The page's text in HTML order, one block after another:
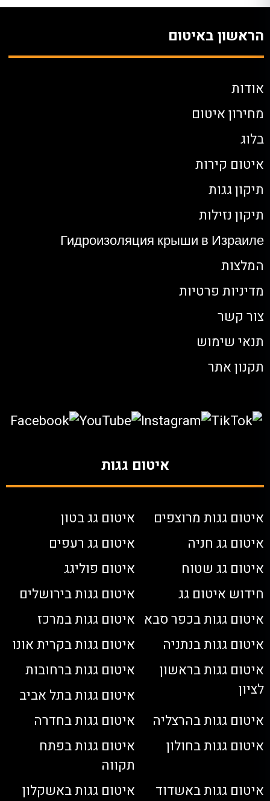
הראשון באיטום
אודות
מחירון איטום
בלוג
איטום קירות
תיקון גגות
תיקון נזילות
Гидроизоляция крыши в Израиле
המלצות
מדיניות פרטיות
צור קשר
תנאי שימוש
תקנון אתר
איטום גגות
איטום גגות מרוצפים
איטום גג בטון
איטום גג חניה
איטום גג רעפים
איטום גג שטוח
איטום פוליגג
חידוש איטום גג
איטום גגות בירושלים
איטום גגות בכפר סבא איטום גגות במרכז
איטום גגות בנתניה
איטום גגות בקרית אונו
איטום גגות בראשון
לציון
איטום גגות ברחובות
איטום גגות בתל אביב
איטום גגות בהרצליה
איטום גגות בחדרה
איטום גגות בחולון
איטום גגות בפתח
תקווה
איטום גגות באשדוד
איטום גגות באשקלון